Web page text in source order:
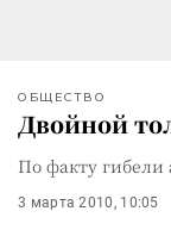
ОБЩЕСТВО
Двойной
По факту гибели
3 марта 2010, 10:05